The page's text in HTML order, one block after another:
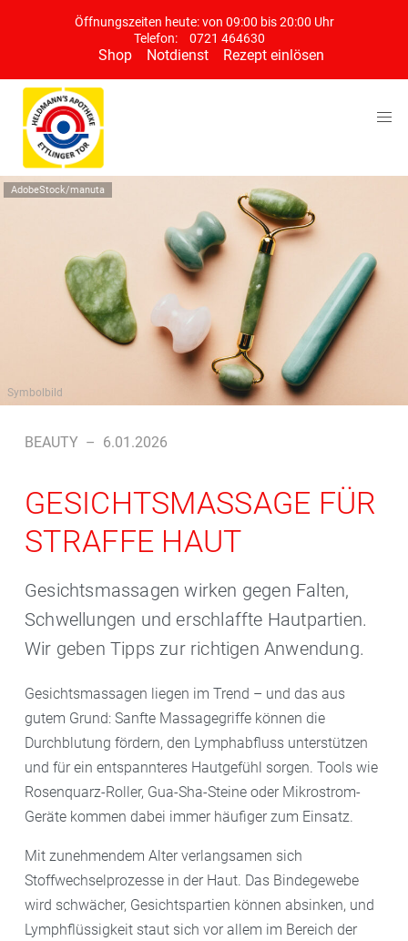
Öffnungszeiten heute: von 09:00 bis 20:00 Uhr
Telefon:
0721 464630
Shop Notdienst Rezept einlösen
AdobeStock/manuta
Symbolbild
BEAUTY – 6.01.2026
GESICHTSMASSAGE FÜR
STRAFFE HAUT
Gesichtsmassagen wirken gegen Falten,
Schwellungen und erschlaffte Hautpartien.
Wir geben Tipps zur richtigen Anwendung.
Gesichtsmassagen liegen im Trend – und das aus
gutem Grund: Sanfte Massagegriffe können die
Durchblutung fördern, den Lymphabfluss unterstützen
und für ein entspannteres Hautgefühl sorgen. Tools wie
Rosenquarz-Roller, Gua-Sha-Steine oder Mikrostrom-
Geräte kommen dabei immer häufiger zum Einsatz.
Mit zunehmendem Alter verlangsamen sich
Stoffwechselprozesse in der Haut. Das Bindegewebe
wird schwächer, Gesichtspartien können absinken, und
Lymphflüssigkeit staut sich vor allem im Bereich der